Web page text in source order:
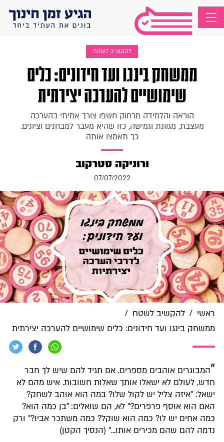
להקשיב לשטח
ממשחק בינגו ועד חידונים: כלים
שימושיים להערכה יצירתית
הוראה והלמידה מרחוק חשפו צורך אמיתי בהערכה
מעצבת, מגוונת וגמישה, כזו שהיא מעבר למבחנים וציונים.
כך תאמצו אותה
ורוניקה סטרקוב
07/07/2022
ראשי / להקשיב לשטח /
ממשחק בינגו ועד חידונים: כלים שימושיים להערכה יצירתית
"המבוגרים אוהבים מספרים. אם תגיד להם שיש לך חבר
חדש, לעולם לא ישאלו אותך שאלות חשובות. איש מהם לא
ישאל: "איזה צליל יש לקול שלו? במה הוא אוהב לשחק?
האם הוא אוסף פרפרים?" לא, הם שואלים: "בן כמה הוא?
כמה אחים יש לו? כמה הוא שוקל? כמה משתכר אביו?" ורק
נדמה להם שהם מכירים אותו..." (הנסיך הקטן)